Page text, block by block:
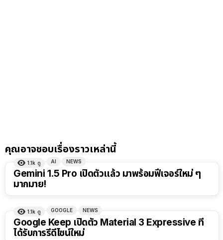
คุณอาจชอบเรื่องราวเหล่านี้
1.1k ดู AI NEWS
Gemini 1.5 Pro เปิดตัวแล้ว มาพร้อมฟีเจอร์ใหม่ ๆ
มากมาย!
1.1k ดู GOOGLE NEWS
Google Keep เปิดตัว Material 3 Expressive ที่
ได้รับการรีดีไซน์ใหม่